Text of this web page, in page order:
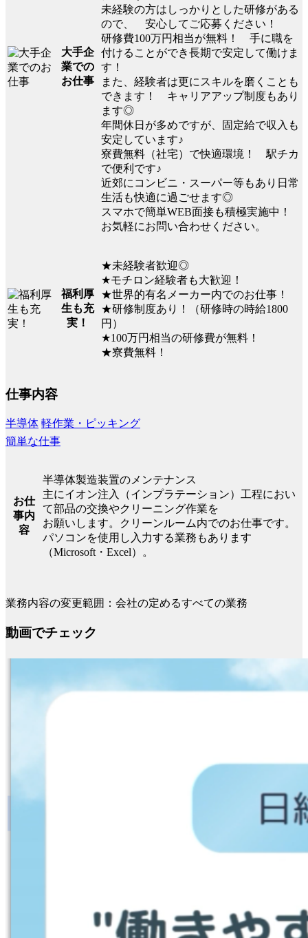
大手企
業での
お仕事
未経験の方はしっかりとした研修がある
ので、 安心してご応募ください！
研修費100万円相当が無料！ 手に職を
付けることができ長期で安定して働けま
す！
また、経験者は更にスキルを磨くことも
できます！ キャリアアップ制度もあり
ます◎
年間休日が多めですが、固定給で収入も
安定しています♪
寮費無料（社宅）で快適環境！ 駅チカ
で便利です♪
近郊にコンビニ・スーパー等もあり日常
生活も快適に過ごせます◎
スマホで簡単WEB面接も積極実施中！
お気軽にお問い合わせください。
福利厚
生も充
実！
★未経験者歓迎◎
★モチロン経験者も大歓迎！
★世界的有名メーカー内でのお仕事！
★研修制度あり！（研修時の時給1800
円）
★100万円相当の研修費が無料！
★寮費無料！
仕事内容
半導体 軽作業・ピッキング
簡単な仕事
お仕
事内
容
半導体製造装置のメンテナンス
主にイオン注入（インプラテーション）工程におい
て部品の交換やクリーニング作業を
お願いします。クリーンルーム内でのお仕事です。
パソコンを使用し入力する業務もあります
（Microsoft・Excel）。
業務内容の変更範囲：会社の定めるすべての業務
動画でチェック